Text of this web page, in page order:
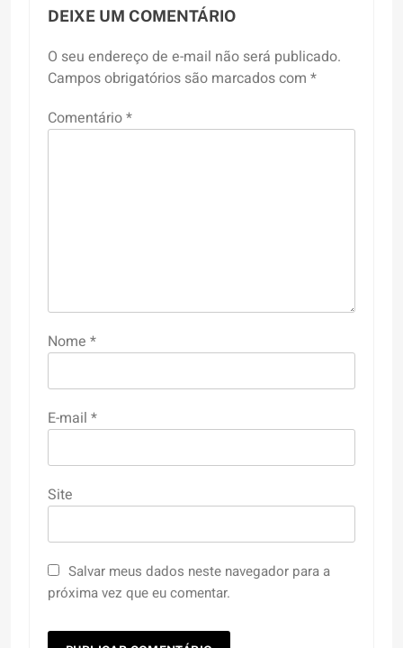
DEIXE UM COMENTÁRIO
O seu endereço de e-mail não será publicado.
Campos obrigatórios são marcados com *
Comentário*
Nome *
E-mail *
Site
Salvar meus dados neste navegador para a
próxima vez que eu comentar.